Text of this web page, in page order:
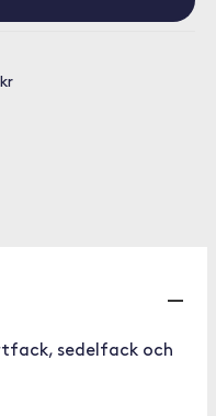
sedelfack och